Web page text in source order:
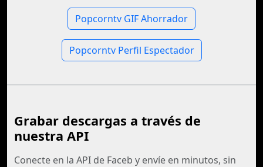
Popcorntv GIF Ahorrador
Popcorntv Perfil Espectador
Grabar descargas a través de
nuestra API
Conecte en la API de Faceb y envíe en minutos, sin